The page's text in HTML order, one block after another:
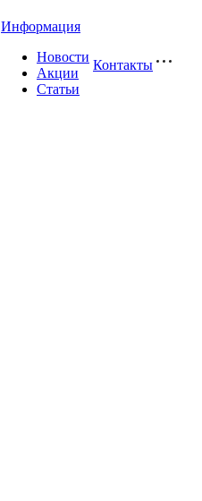
Информация
Новости
Акции
Статьи
Контакты